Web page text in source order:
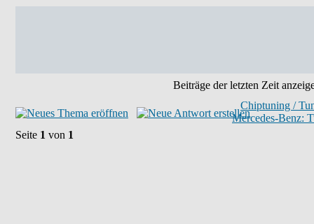
Beiträge der letzten Zeit
Chiptuning /
Mercedes-Benz:
Seite 1 von 1